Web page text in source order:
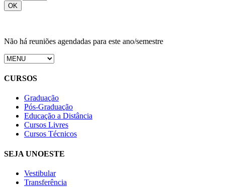
Não há reuniões agendadas para este ano/semestre
CURSOS
Graduação
Pós-Graduação
Educação a Distância
Cursos Livres
Cursos Técnicos
SEJA UNOESTE
Vestibular
Transferência